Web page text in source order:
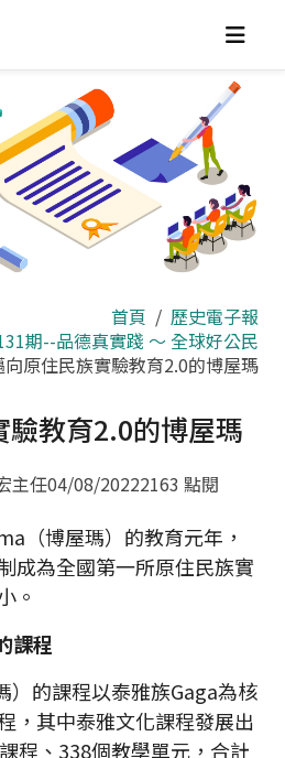
首頁
歷史電子報
期--品德真實踐 ～ 全球好公民
向原住民族實驗教育2.0的博屋瑪
教育2.0的博屋瑪
主任04/08/20222163 點閱
博屋瑪）的教育元年，
成為全國第一所原住民族實
。
課程
的課程以泰雅族Gaga為核
，其中泰雅文化課程發展出
程、338個教學單元，合計